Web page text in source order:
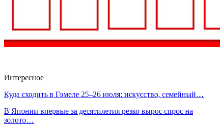
Интересное
Куда сходить в Гомеле 25–26 июля: искусство, семейный…
В Японии впервые за десятилетия резко вырос спрос на
золото…